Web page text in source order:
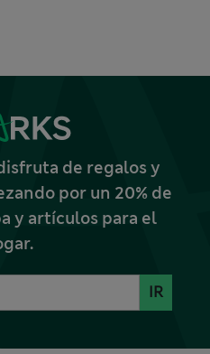
de regalos y
por un 20% de
y artículos para el
IR